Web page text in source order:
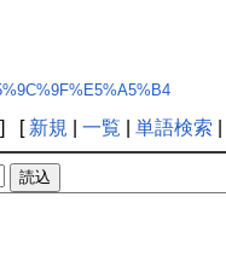
] [ 新規 一覧 単語検索